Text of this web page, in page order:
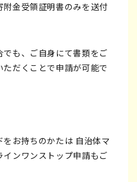
金受領証明書のみを送付
も、ご自身にて書類をご
だくことで申請が可能で
をお持ちのかたは 自治体マ
インワンストップ申請もご